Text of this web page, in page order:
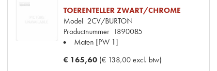
TOERENTELLER ZWART/CHROME
Model 2CV/BURTON
Productnummer 1890085
Maten [PW 1]
€ 165,60 (€ 138,00 excl. btw)